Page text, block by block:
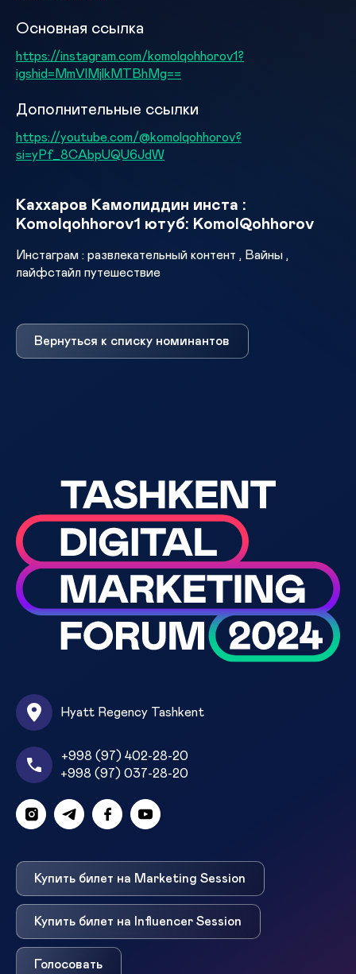
Основная ссылка
https://instagram.com/komolqohhorov1?
igshid=MmVlMjlkMTBhMg==
Дополнительные ссылки
https://youtube.com/@komolqohhorov?
si=yPf_8CAbpUQU6JdW
Каххаров Камолиддин инста :
Komolqohhorov1 ютуб: KomolQohhorov
Инстаграм : развлекательный контент , Вайны ,
лайфстайл путешествие
Вернуться к списку номинантов
Hyatt Regency Tashkent
+998 (97) 402-28-20
+998 (97) 037-28-20
Купить билет на Marketing Session
Купить билет на Influencer Session
Голосовать